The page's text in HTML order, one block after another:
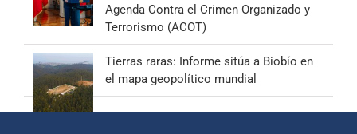
Agenda Contra el Crimen Organizado y
Terrorismo (ACOT)
Tierras raras: Informe sitúa a Biobío en
el mapa geopolítico mundial